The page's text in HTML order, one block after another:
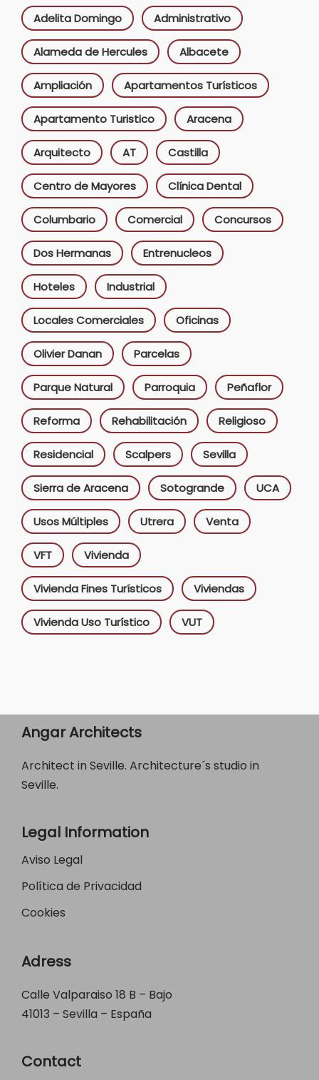
Adelita Domingo Administrativo
Alameda de Hercules Albacete
Ampliación Apartamentos Turísticos
Apartamento Turistico Aracena
Arquitecto AT Castilla
Centro de Mayores Clínica Dental
Columbario Comercial Concursos
Dos Hermanas Entrenucleos
Hoteles Industrial
Locales Comerciales Oficinas
Olivier Danan Parcelas
Parque Natural Parroquia Peñaflor
Reforma Rehabilitación Religioso
Residencial Scalpers Sevilla
Sierra de Aracena Sotogrande UCA
Usos Múltiples Utrera Venta
VFT Vivienda
Vivienda Fines Turísticos Viviendas
Vivienda Uso Turístico VUT
Angar Architects
Architect in Seville. Architecture´s studio in
Seville.
Legal Information
Aviso Legal
Política de Privacidad
Cookies
Adress
Calle Valparaiso 18 B – Bajo
41013 – Sevilla – España
Contact